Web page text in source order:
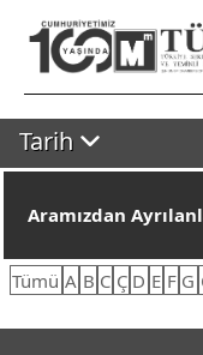
Tarih
Aramızdan
Tümü A B C Ç D E F G